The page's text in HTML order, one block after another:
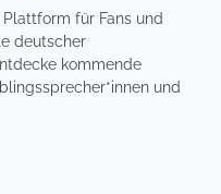
für Fans und
deutscher
kommende
und